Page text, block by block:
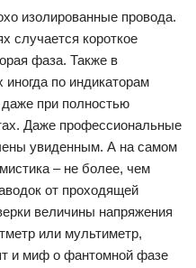
изолированные провода.
случается короткое
фаза. Также в
по индикаторам
при полностью
Даже профессиональные
увиденным. А на самом
– не более, чем
от проходящей
величины напряжения
или мультиметр,
и миф о фантомной фазе